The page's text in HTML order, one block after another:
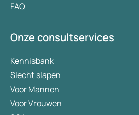
FAQ
Onze consultservices
Kennisbank
Slecht slapen
Voor Mannen
Voor Vrouwen